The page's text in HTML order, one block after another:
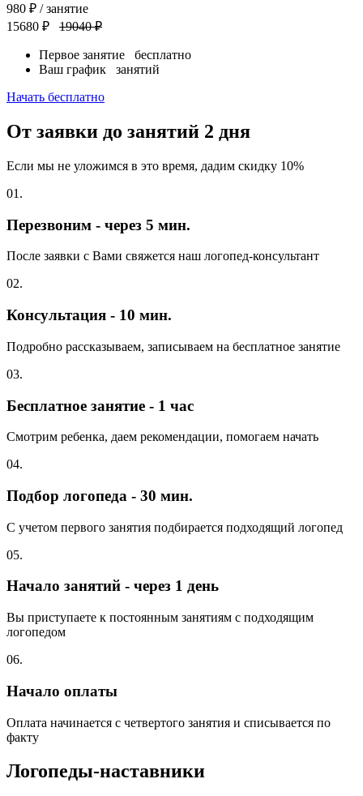
980 ₽ / занятие
15680 ₽
19040 ₽
Первое занятие бесплатно
Ваш график занятий
Начать бесплатно
От заявки до занятий 2 дня
Если мы не уложимся в это время, дадим скидку 10%
01.
Перезвоним - через 5 мин.
После заявки с Вами свяжется наш логопед-консультант
02.
Консультация - 10 мин.
Подробно рассказываем, записываем на бесплатное занятие
03.
Бесплатное занятие - 1 час
Смотрим ребенка, даем рекомендации, помогаем начать
04.
Подбор логопеда - 30 мин.
С учетом первого занятия подбирается подходящий логопед
05.
Начало занятий - через 1 день
Вы приступаете к постоянным занятиям с подходящим
логопедом
06.
Начало оплаты
Оплата начинается с четвертого занятия и списывается по
факту
Логопеды-наставники